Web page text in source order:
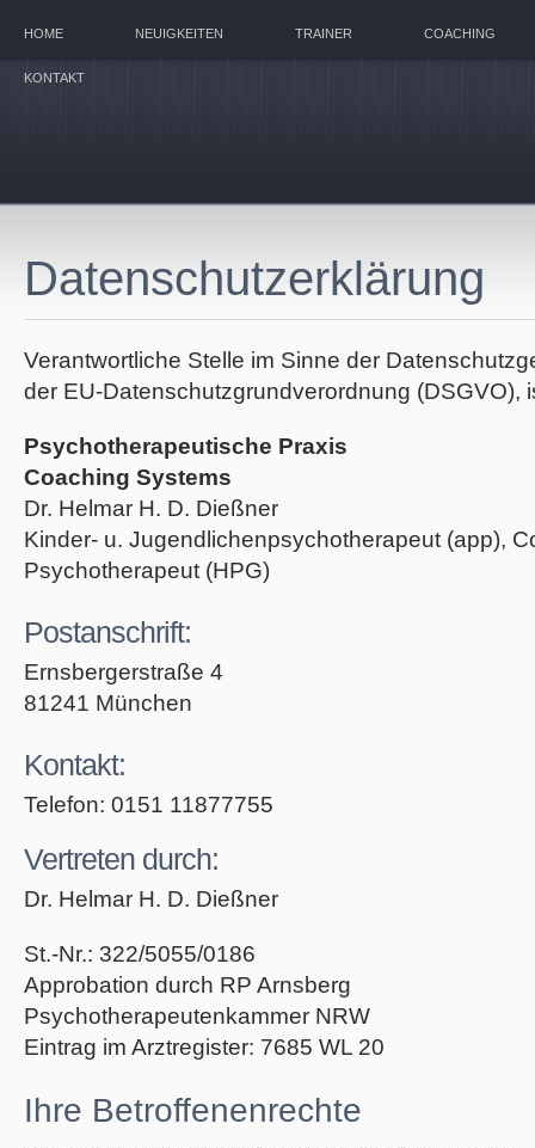
HOME NEUIGKEITEN TRAINER COACHING
KONTAKT
Datenschutzerklärung
Verantwortliche Stelle im Sinne der
der EU-Datenschutzgrundverordnung (DSGVO),
Psychotherapeutische Praxis
Coaching Systems
Dr. Helmar H. D. Dießner
Kinder- u. Jugendlichenpsychotherapeut (app),
Psychotherapeut (HPG)
Postanschrift:
Ernsbergerstraße 4
81241 München
Kontakt:
Telefon: 0151 11877755
Vertreten durch:
Dr. Helmar H. D. Dießner
St.-Nr.: 322/5055/0186
Approbation durch RP Arnsberg
Psychotherapeutenkammer NRW
Eintrag im Arztregister: 7685 WL 20
Ihre Betroffenenrechte